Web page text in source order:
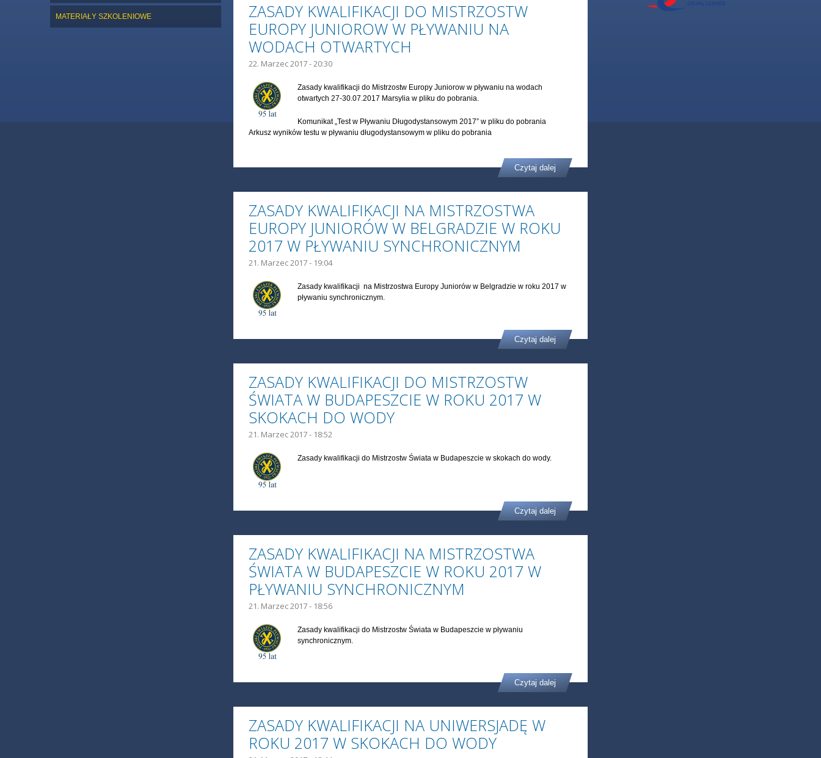
MATERIAŁY SZKOLENIOWE
ZASADY KWALIFIKACJI DO MISTRZOSTW
EUROPY JUNIOROW W PŁYWANIU NA
WODACH OTWARTYCH
22. Marzec 2017 - 20:30
Zasady kwalifikacji do Mistrzostw Europy Juniorow w pływaniu na wodach
otwartych 27-30.07.2017 Marsylia w pliku do pobrania.
Komunikat „Test w Pływaniu Długodystansowym 2017” w pliku do pobrania
Arkusz wyników testu w pływaniu długodystansowym w pliku do pobrania
Czytaj dalej
ZASADY KWALIFIKACJI NA MISTRZOSTWA
EUROPY JUNIORÓW W BELGRADZIE W ROKU
2017 W PŁYWANIU SYNCHRONICZNYM
21. Marzec 2017 - 19:04
Zasady kwalifikacji na Mistrzostwa Europy Juniorów w Belgradzie w roku 2017 w
pływaniu synchronicznym.
Czytaj dalej
ZASADY KWALIFIKACJI DO MISTRZOSTW
ŚWIATA W BUDAPESZCIE W ROKU 2017 W
SKOKACH DO WODY
21. Marzec 2017 - 18:52
Zasady kwalifikacji do Mistrzostw Świata w Budapeszcie w skokach do wody.
Czytaj dalej
ZASADY KWALIFIKACJI NA MISTRZOSTWA
ŚWIATA W BUDAPESZCIE W ROKU 2017 W
PŁYWANIU SYNCHRONICZNYM
21. Marzec 2017 - 18:56
Zasady kwalifikacji do Mistrzostw Świata w Budapeszcie w pływaniu
synchronicznym.
Czytaj dalej
ZASADY KWALIFIKACJI NA UNIWERSJADĘ W
ROKU 2017 W SKOKACH DO WODY